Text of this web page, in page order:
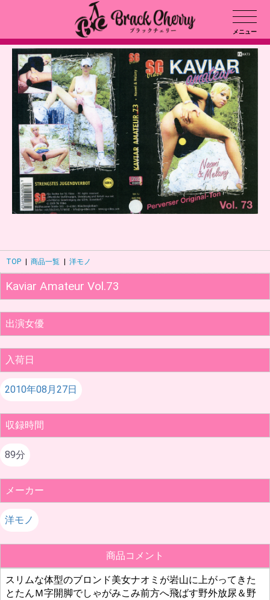
メニュー
TOP 商品一覧 洋モノ
Kaviar Amateur Vol.73
出演女優
入荷日
2010年08月27日
収録時間
89分
メーカー
洋モノ
商品コメント
スリムな体型のブロンド美女ナオミが岩山に上がってきた
とたんＭ字開脚でしゃがみこみ前方へ飛ばす野外放尿＆野